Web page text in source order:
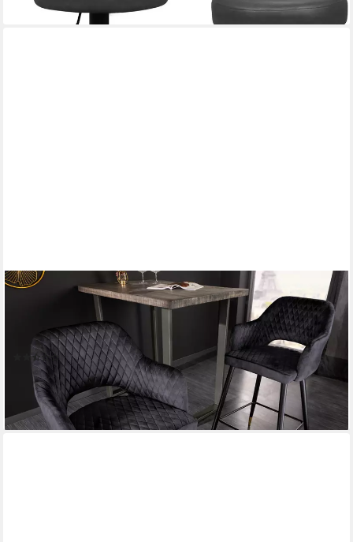
RIESS-AMBIENTE
Barhocker PARIS grau/schwarz/gold - Samt, Metall, mit
Armlehne & Ziersteppung (Einzelartikel, 1 St), gepolstert & im
edlen Look – ideal für Kücheninsel & Hausbar
(3)
79,95 €
lieferbar - in 3-4 Werktagen bei dir